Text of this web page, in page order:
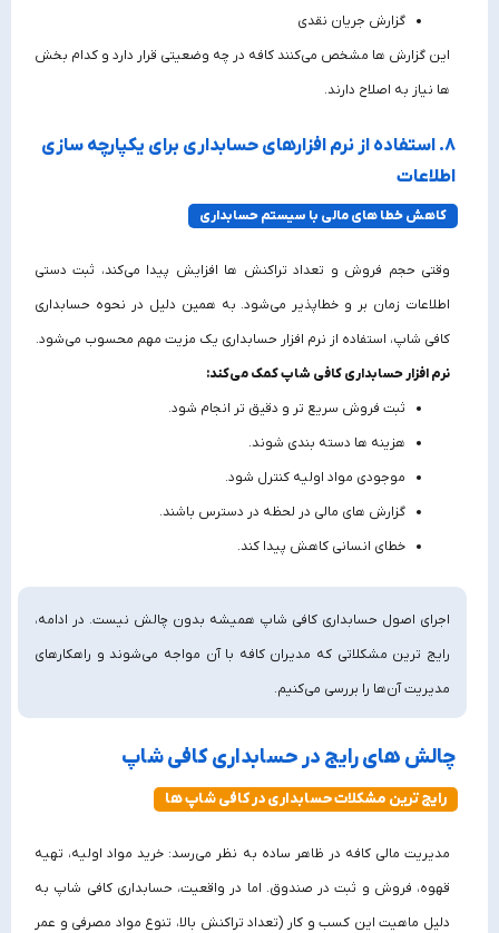
گزارش جریان نقدی
این گزارش‌ ها مشخص می‌کنند کافه در چه وضعیتی قرار دارد و کدام بخش‌
ها نیاز به اصلاح دارند.
8. استفاده از نرم افزارهای حسابداری برای یکپارچه‌ سازی
اطلاعات
کاهش خطا های مالی با سیستم حسابداری
وقتی حجم فروش و تعداد تراکنش‌ ها افزایش پیدا می‌کند، ثبت دستی
اطلاعات زمان‌ بر و خطاپذیر می‌شود. به همین دلیل در نحوه حسابداری
کافی شاپ، استفاده از نرم افزار حسابداری یک مزیت مهم محسوب می‌شود.
نرم افزار حسابداری کافی شاپ کمک می‌کند:
ثبت فروش سریع‌ تر و دقیق‌ تر انجام شود.
هزینه‌ ها دسته‌ بندی شوند.
موجودی مواد اولیه کنترل شود.
گزارش‌ های مالی در لحظه در دسترس باشند.
خطای انسانی کاهش پیدا کند.
اجرای اصول حسابداری کافی‌ شاپ همیشه بدون چالش نیست. در ادامه،
رایج‌ ترین مشکلاتی که مدیران کافه با آن مواجه می‌شوند و راهکارهای
مدیریت آن‌ها را بررسی می‌کنیم.
چالش‌ های رایج در حسابداری کافی شاپ
رایج‌ ترین مشکلات حسابداری در کافی شاپ‌ ها
مدیریت مالی کافه در ظاهر ساده به نظر می‌رسد: خرید مواد اولیه، تهیه
قهوه، فروش و ثبت در صندوق. اما در واقعیت، حسابداری کافی شاپ به
دلیل ماهیت این کسب‌ و کار (تعداد تراکنش بالا، تنوع مواد مصرفی و عمر